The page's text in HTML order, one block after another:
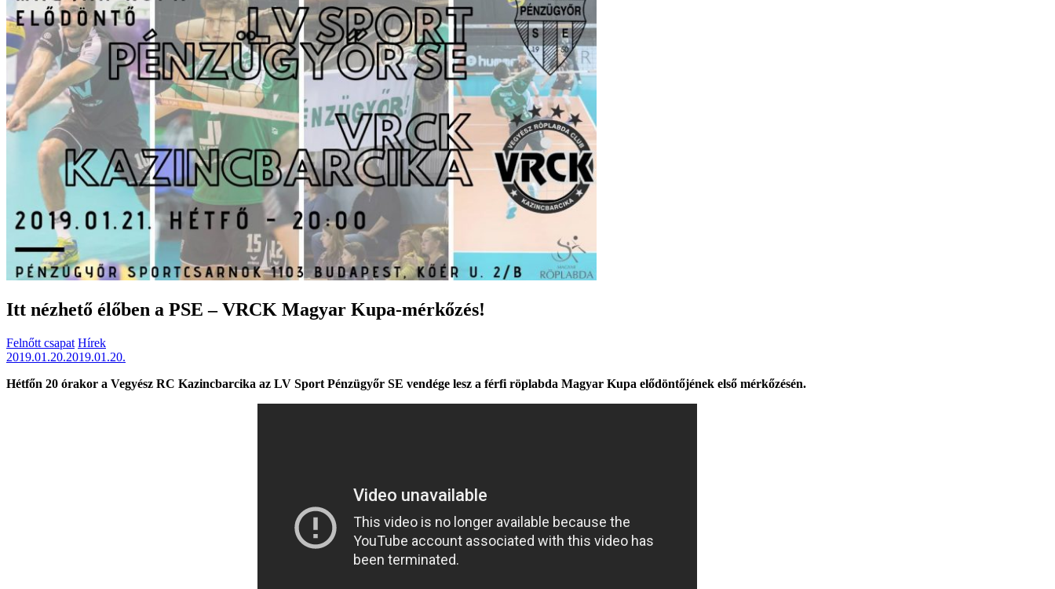
Itt nézhető élőben a PSE – VRCK Magyar Kupa-mérkőzés!
Felnőtt csapat Hírek
2019.01.20.2019.01.20.
Hétfőn 20 órakor a Vegyész RC Kazincbarcika az LV Sport Pénzügyőr SE vendége lesz a férfi röplabda Magyar Kupa elődöntőjének első mérkőzésén.